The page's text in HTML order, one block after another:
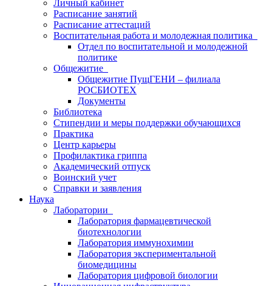
Личный кабинет
Расписание занятий
Расписание аттестаций
Воспитательная работа и молодежная политика
Отдел по воспитательной и молодежной
политике
Общежитие
Общежитие ПущГЕНИ – филиала
РОСБИОТЕХ
Документы
Библиотека
Стипендии и меры поддержки обучающихся
Практика
Центр карьеры
Профилактика гриппа
Академический отпуск
Воинский учет
Справки и заявления
Наука
Лаборатории
Лаборатория фармацевтической
биотехнологии
Лаборатория иммунохимии
Лаборатория экспериментальной
биомедицины
Лаборатория цифровой биологии